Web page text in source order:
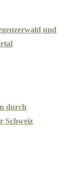
und
durch
Schweiz